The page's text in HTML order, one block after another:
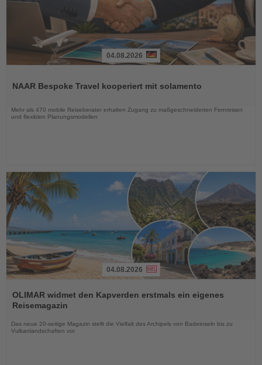
die
04.08.2026
NAAR Bespoke Travel kooperiert mit solamento
Mehr als 470 mobile Reiseberater erhalten Zugang zu maßgeschneiderten Fernreisen
und flexiblen Planungsmodellen
Sie
die
Nachrichten
04.08.2026
OLIMAR widmet den Kapverden erstmals ein eigenes
Reisemagazin
Das neue 20-seitige Magazin stellt die Vielfalt des Archipels von Badeinseln bis zu
Vulkanlandschaften vor